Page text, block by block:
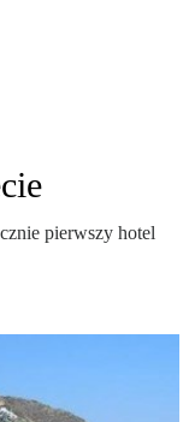
pierwszy hotel